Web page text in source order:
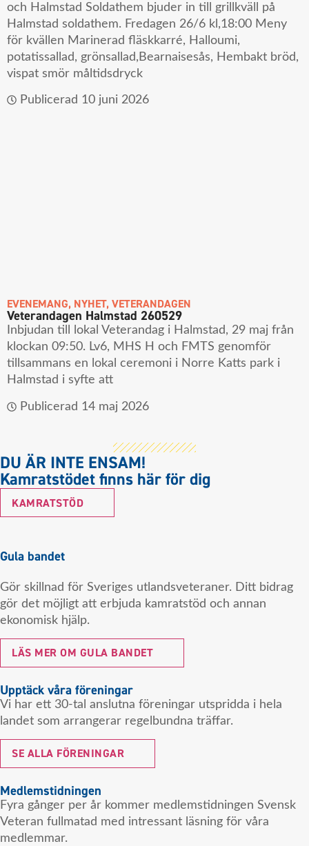
och Halmstad Soldathem bjuder in till grillkväll på
Halmstad soldathem. Fredagen 26/6 kl,18:00 Meny
för kvällen Marinerad fläskkarré, Halloumi,
potatissallad, grönsallad,Bearnaisesås, Hembakt bröd,
vispat smör måltidsdryck
Publicerad 10 juni 2026
EVENEMANG, NYHET, VETERANDAGEN
Veterandagen Halmstad 260529
Inbjudan till lokal Veterandag i Halmstad, 29 maj från
klockan 09:50. Lv6, MHS H och FMTS genomför
tillsammans en lokal ceremoni i Norre Katts park i
Halmstad i syfte att
Publicerad 14 maj 2026
DU ÄR INTE ENSAM!
Kamratstödet finns här för dig
KAMRATSTÖD
Gula bandet
Gör skillnad för Sveriges utlandsveteraner. Ditt bidrag
gör det möjligt att erbjuda kamratstöd och annan
ekonomisk hjälp.
LÄS MER OM GULA BANDET
Upptäck våra föreningar
Vi har ett 30-tal anslutna föreningar utspridda i hela
landet som arrangerar regelbundna träffar.
SE ALLA FÖRENINGAR
Medlemstidningen
Fyra gånger per år kommer medlemstidningen Svensk
Veteran fullmatad med intressant läsning för våra
medlemmar.